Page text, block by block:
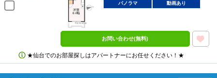
パノラマ 動画あり
お問い合わせ(無料)
★仙台でのお部屋探しはアパートナーにお任せください！★